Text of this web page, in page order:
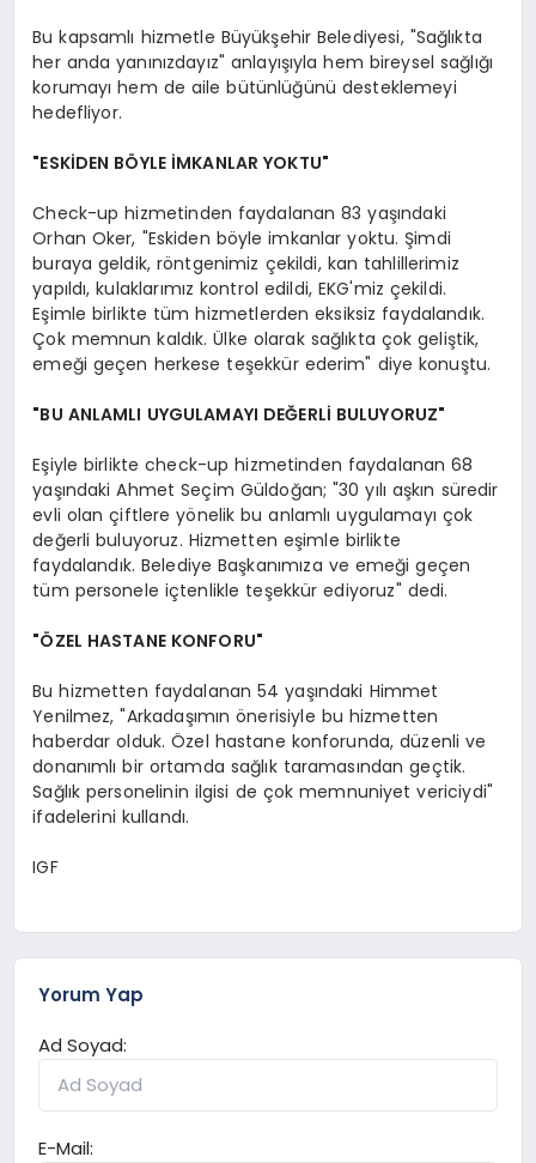
Bu kapsamlı hizmetle Büyükşehir Belediyesi, "Sağlıkta
her anda yanınızdayız" anlayışıyla hem bireysel sağlığı
korumayı hem de aile bütünlüğünü desteklemeyi
hedefliyor.
"ESKİDEN BÖYLE İMKANLAR YOKTU"
Check-up hizmetinden faydalanan 83 yaşındaki
Orhan Oker, "Eskiden böyle imkanlar yoktu. Şimdi
buraya geldik, röntgenimiz çekildi, kan tahlillerimiz
yapıldı, kulaklarımız kontrol edildi, EKG'miz çekildi.
Eşimle birlikte tüm hizmetlerden eksiksiz faydalandık.
Çok memnun kaldık. Ülke olarak sağlıkta çok geliştik,
emeği geçen herkese teşekkür ederim" diye konuştu.
"BU ANLAMLI UYGULAMAYI DEĞERLİ BULUYORUZ"
Eşiyle birlikte check-up hizmetinden faydalanan 68
yaşındaki Ahmet Seçim Güldoğan; "30 yılı aşkın süredir
evli olan çiftlere yönelik bu anlamlı uygulamayı çok
değerli buluyoruz. Hizmetten eşimle birlikte
faydalandık. Belediye Başkanımıza ve emeği geçen
tüm personele içtenlikle teşekkür ediyoruz" dedi.
"ÖZEL HASTANE KONFORU"
Bu hizmetten faydalanan 54 yaşındaki Himmet
Yenilmez, "Arkadaşımın önerisiyle bu hizmetten
haberdar olduk. Özel hastane konforunda, düzenli ve
donanımlı bir ortamda sağlık taramasından geçtik.
Sağlık personelinin ilgisi de çok memnuniyet vericiydi"
ifadelerini kullandı.
IGF
Yorum Yap
Ad Soyad:
E-Mail: